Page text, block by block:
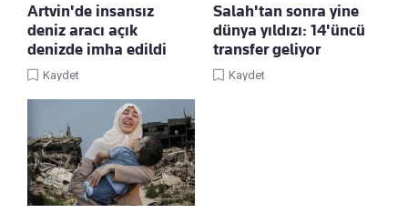
Artvin'de insansız
deniz aracı açık
denizde imha edildi
Kaydet
Salah'tan sonra yine
dünya yıldızı: 14'üncü
transfer geliyor
Kaydet